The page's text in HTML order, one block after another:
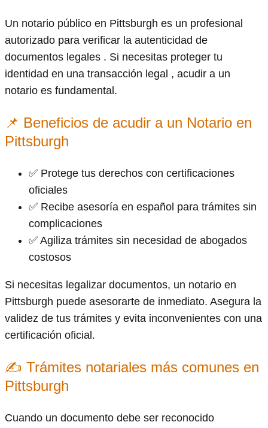
Un notario público en Pittsburgh es un profesional
autorizado para verificar la autenticidad de
documentos legales . Si necesitas proteger tu
identidad en una transacción legal , acudir a un
notario es fundamental.
📌 Beneficios de acudir a un Notario en
Pittsburgh
✅ Protege tus derechos con certificaciones
oficiales
✅ Recibe asesoría en español para trámites sin
complicaciones
✅ Agiliza trámites sin necesidad de abogados
costosos
Si necesitas legalizar documentos, un notario en
Pittsburgh puede asesorarte de inmediato. Asegura la
validez de tus trámites y evita inconvenientes con una
certificación oficial.
✍ Trámites notariales más comunes en
Pittsburgh
Cuando un documento debe ser reconocido